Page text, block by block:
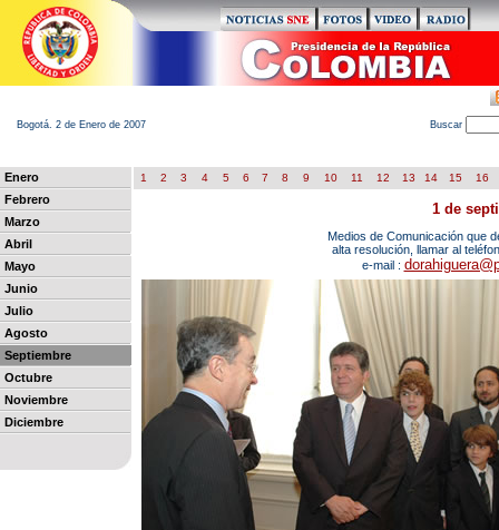
Bogotá. 2 de Enero de 2007 Buscar
Enero
Febrero
Marzo
Abril
Mayo
Junio
Julio
Agosto
Septiembre
Octubre
Noviembre
Diciembre
1 2 3 4 5 6 7 8 9 10 11 12 13 14 15 16
1 de
Medios de Comunicación que
alta resolución, llamar al
e-mail :